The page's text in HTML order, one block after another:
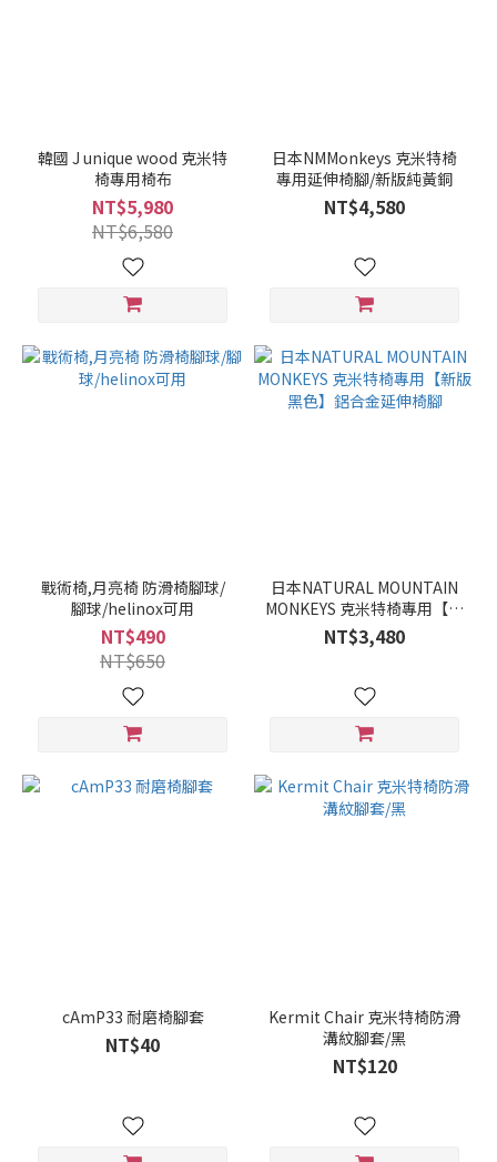
韓國 J unique wood 克米特
椅專用椅布
NT$5,980
NT$6,580
日本NMMonkeys 克米特椅
專用延伸椅腳/新版純黃銅
NT$4,580
戰術椅,月亮椅 防滑椅腳球/
腳球/helinox可用
NT$490
NT$650
日本NATURAL MOUNTAIN
MONKEYS 克米特椅專用【新
版黑色】鋁合金延伸椅腳
NT$3,480
cAmP33 耐磨椅腳套
NT$40
Kermit Chair 克米特椅防滑
溝紋腳套/黑
NT$120